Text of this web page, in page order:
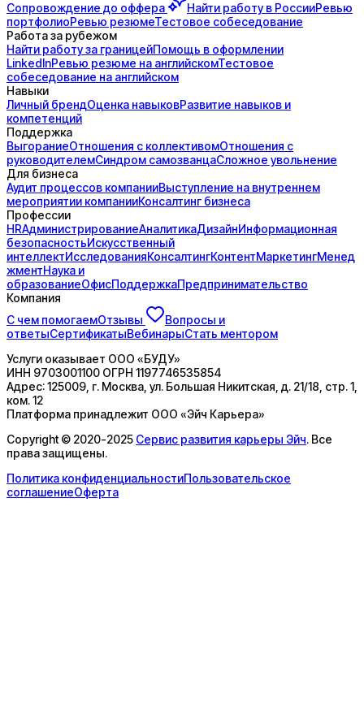
Сопровождение до оффера Найти работу в РоссииРевью
портфолиоРевью резюмеТестовое собеседование
Работа за рубежом
Найти работу за границейПомощь в оформлении
LinkedInРевью резюме на английскомТестовое
собеседование на английском
Навыки
Личный брендОценка навыковРазвитие навыков и
компетенций
Поддержка
ВыгораниеОтношения с коллективомОтношения с
руководителемСиндром самозванцаСложное увольнение
Для бизнеса
Аудит процессов компанииВыступление на внутреннем
мероприятии компанииКонсалтинг бизнеса
Профессии
HRАдминистрированиеАналитикаДизайнИнформационная
безопасностьИскусственный
интеллектИсследованияКонсалтингКонтентМаркетингМенед
жментНаука и
образованиеОфисПоддержкаПредпринимательство
Компания
С чем помогаемОтзывы
Вопросы и
ответыСертификатыВебинарыСтать ментором
Услуги оказывает ООО «БУДУ»
ИНН 9703001100 ОГРН 1197746535854
Адрес:125009, г. Москва, ул. Большая Никитская, д. 21/18, стр. 1,
ком. 12
Платформа принадлежит ООО «Эйч Карьера»
Copyright © 2020-2025 Сервис развития карьеры Эйч. Все
права защищены.
Политика конфиденциальностиПользовательское
соглашениеОферта